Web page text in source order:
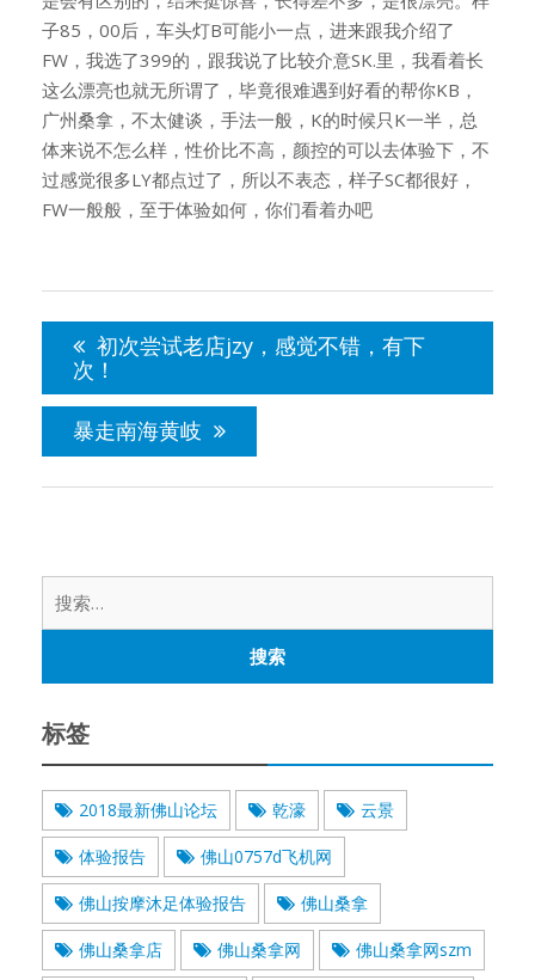
子85，00后，车头灯B可能小一点，进来跟我介绍了
FW，我选了399的，跟我说了比较介意SK.里，我看着长
这么漂亮也就无所谓了，毕竟很难遇到好看的帮你KB，
广州桑拿，不太健谈，手法一般，K的时候只K一半，总
体来说不怎么样，性价比不高，颜控的可以去体验下，不
过感觉很多LY都点过了，所以不表态，样子SC都很好，
FW一般般，至于体验如何，你们看着办吧
航
初次尝试老店jzy，感觉不错，有下
次！
暴走南海黄岐
标签
2018最新佛山论坛 乾濠 云景
体验报告 佛山0757d飞机网
佛山按摩沐足体验报告 佛山桑拿
佛山桑拿店 佛山桑拿网 佛山桑拿网szm